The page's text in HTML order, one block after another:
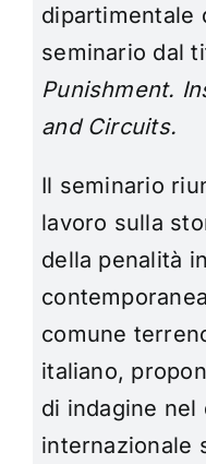
dipartimentale
seminario dal
Punishment.
and Circuits.
Il seminario
lavoro sulla
della penalità
comune
italiano,
di indagine nel
internazionale